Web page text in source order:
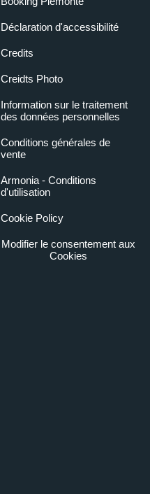
Déclaration d'accessibilité
Credits
Creidts Photo
Information sur le traitement
des données personnelles
Conditions générales de
vente
Armonia - Conditions
d'utilisation
Cookie Policy
Modifier le consentement aux
Cookies